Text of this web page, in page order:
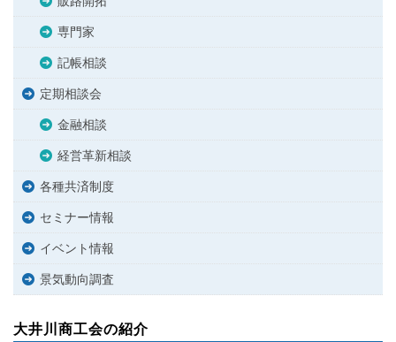
専門家
記帳相談
定期相談会
金融相談
経営革新相談
各種共済制度
セミナー情報
イベント情報
景気動向調査
大井川商工会の紹介